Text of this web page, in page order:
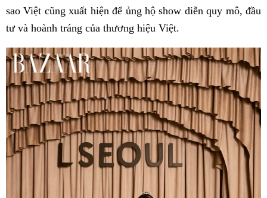
sao Việt cũng xuất hiện để ủng hộ show diễn quy mô, đầu
tư và hoành tráng của thương hiệu Việt.